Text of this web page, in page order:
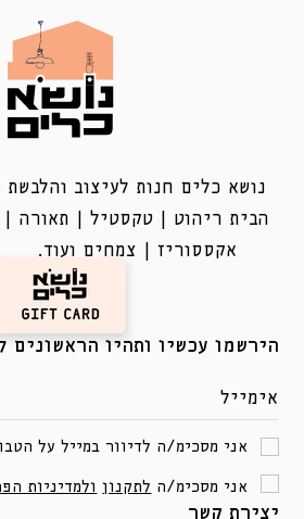
יצירת קשר
נושא כלים חנות לעיצוב והלבשת
הבית ריהוט | טקסטיל | תאורה |
אקססוריז | צמחים ועוד.
הירשמו עכשיו ותהיו הראשונים
אימייל
אני מסכימ/ה לדיוור במייל על
אני מסכימ/ה לתקנון ולמדיניות